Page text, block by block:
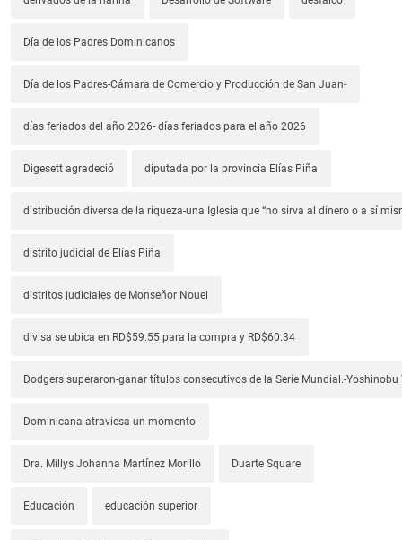
Día de los Padres Dominicanos
Día de los Padres-Cámara de Comercio y Producción de San Juan-
días feriados del año 2026- días feriados para el año 2026
Digesett agradeció diputada por la provincia Elías Piña
distribución diversa de la riqueza-una Iglesia que “no sirva al dinero o a sí
distrito judicial de Elías Piña
distritos judiciales de Monseñor Nouel
divisa se ubica en RD$59.55 para la compra y RD$60.34
Dodgers superaron-ganar títulos consecutivos de la Serie Mundial.-
Dominicana atraviesa un momento
Dra. Millys Johanna Martínez Morillo Duarte Square
Educación educación superior